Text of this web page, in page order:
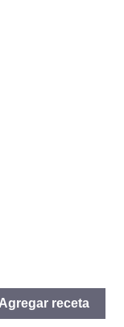
Agregar receta